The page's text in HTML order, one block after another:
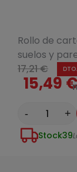
Rollo de
suelos y
17,21 €
15,49
- +
Stock39